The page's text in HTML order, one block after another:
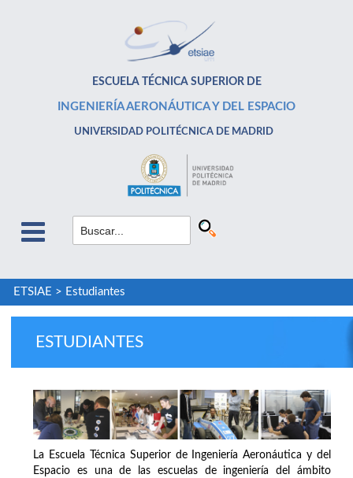
ESCUELA TÉCNICA SUPERIOR DE
INGENIERÍA AERONÁUTICA Y DEL ESPACIO
UNIVERSIDAD POLITÉCNICA DE MADRID
ETSIAE > Estudiantes
ESTUDIANTES
La Escuela Técnica Superior de Ingeniería Aeronáutica y del
Espacio es una de las escuelas de ingeniería del ámbito